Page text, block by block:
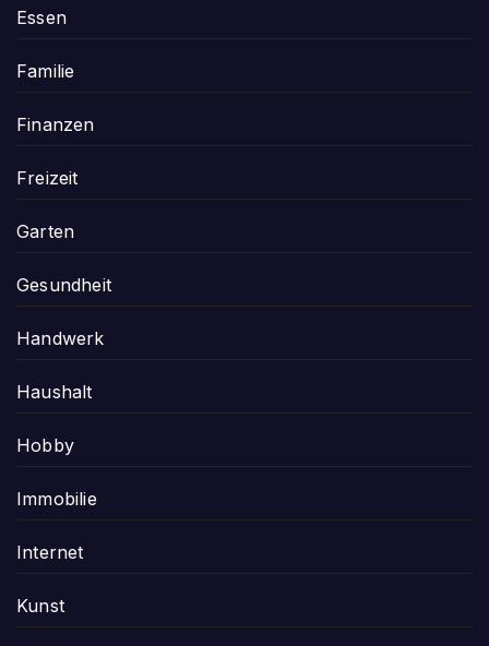
Essen
Familie
Finanzen
Freizeit
Garten
Gesundheit
Handwerk
Haushalt
Hobby
Immobilie
Internet
Kunst